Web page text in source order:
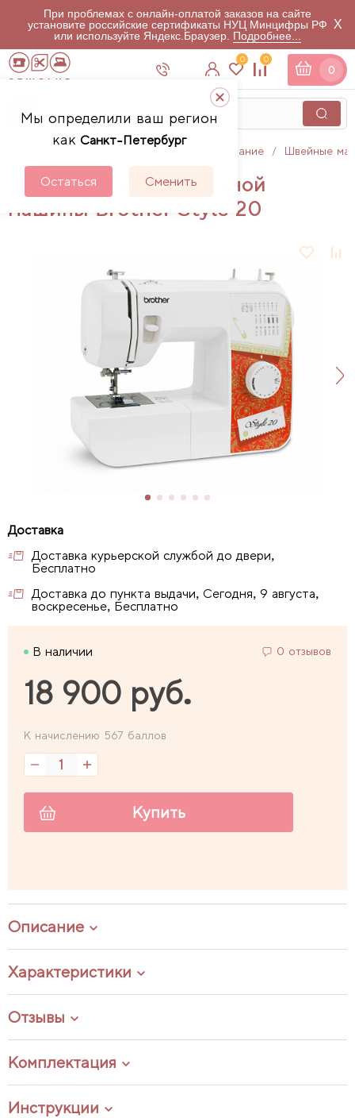
При проблемах с онлайн-оплатой заказов на сайте
установите российские сертификаты НУЦ Минцифры РФ
или используйте Яндекс.Браузер. Подробнее...
X
Мы определили ваш регион
как Санкт-Петербург
Остаться Сменить
0 0
0
Швейное оборудование Швейные
Инструкции для швейной
машины Brother Style 20
Доставка курьерской службой до двери,
Бесплатно
Доставка до пункта выдачи, Сегодня, 9 августа,
воскресенье, Бесплатно
В наличии 0 отзывов
18 900 руб.
К начислению 567 баллов
Купить
Описание
Характеристики
Отзывы
Комплектация
Инструкции